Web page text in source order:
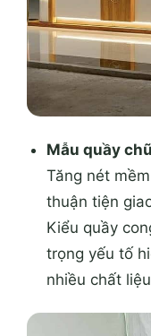
Mẫu quầy
Tăng nét
thuận tiện
Kiểu quầy
trọng yếu tố
nhiều chất